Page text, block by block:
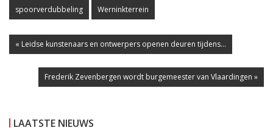
spoorverdubbeling
Werninkterrein
« Leidse kunstenaars en ontwerpers openen deuren tijdens...
Frederik Zevenbergen wordt burgemeester van Vlaardingen »
LAATSTE NIEUWS